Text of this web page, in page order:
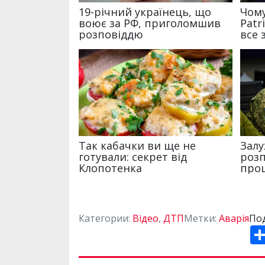
Категории: Відео, ДТПМетки: Аварія